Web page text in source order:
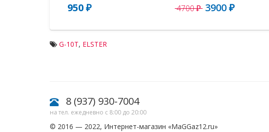
950 ₽ 4700 ₽ 3900 ₽
G-10T, ELSTER
8 (937) 930-7004
на тел. ежедневно с 8:00 до 20:00
© 2016 — 2022, Интернет-магазин «MaGGaz12.ru»